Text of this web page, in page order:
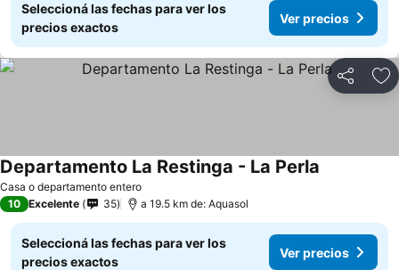
Seleccioná las fechas para ver los
precios exactos
Ver precios
Compartir
Casa o departamento entero
Departamento La Restinga - La Perla
10 Excelente 35 a 19.5 km de: Aquasol
Seleccioná las fechas para ver los
precios exactos
Ver precios